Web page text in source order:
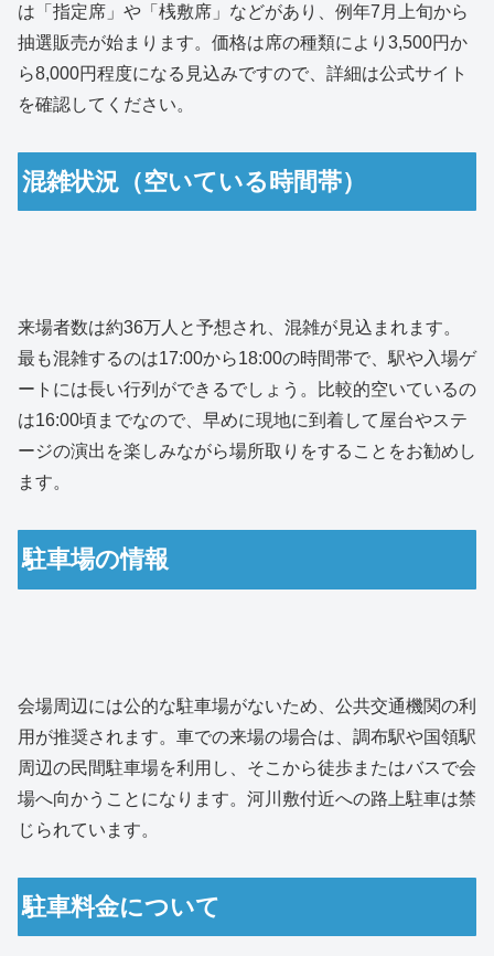
は「指定席」や「桟敷席」などがあり、例年7月上旬から
抽選販売が始まります。価格は席の種類により3,500円か
ら8,000円程度になる見込みですので、詳細は公式サイト
を確認してください。
混雑状況（空いている時間帯）
来場者数は約36万人と予想され、混雑が見込まれます。
最も混雑するのは17:00から18:00の時間帯で、駅や入場ゲ
ートには長い行列ができるでしょう。比較的空いているの
は16:00頃までなので、早めに現地に到着して屋台やステ
ージの演出を楽しみながら場所取りをすることをお勧めし
ます。
駐車場の情報
会場周辺には公的な駐車場がないため、公共交通機関の利
用が推奨されます。車での来場の場合は、調布駅や国領駅
周辺の民間駐車場を利用し、そこから徒歩またはバスで会
場へ向かうことになります。河川敷付近への路上駐車は禁
じられています。
駐車料金について